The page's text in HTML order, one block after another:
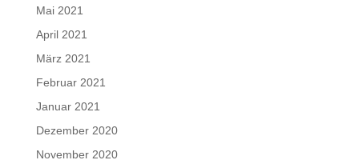
Mai 2021
April 2021
März 2021
Februar 2021
Januar 2021
Dezember 2020
November 2020